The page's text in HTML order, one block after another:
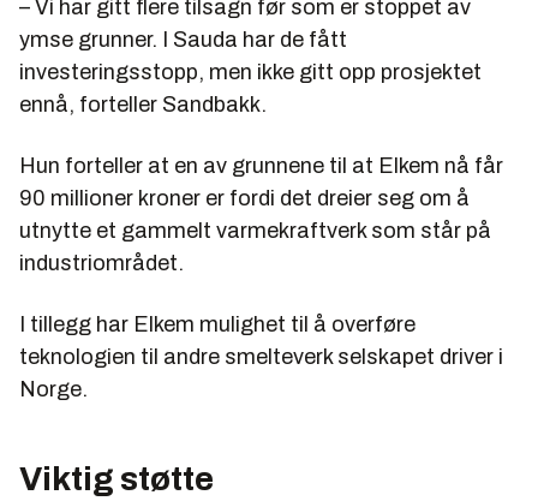
– Vi har gitt flere tilsagn før som er stoppet av
ymse grunner. I Sauda har de fått
investeringsstopp, men ikke gitt opp prosjektet
ennå, forteller Sandbakk.
Hun forteller at en av grunnene til at Elkem nå får
90 millioner kroner er fordi det dreier seg om å
utnytte et gammelt varmekraftverk som står på
industriområdet.
I tillegg har Elkem mulighet til å overføre
teknologien til andre smelteverk selskapet driver i
Norge.
Viktig støtte